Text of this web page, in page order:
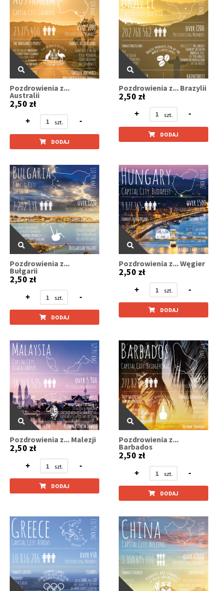
Pozdrowienia z...
Australii
2,50 zł
+
-
DODAJ
Pozdrowienia z... Brazylii
2,50 zł
+
-
DODAJ
Pozdrowienia z...
Bułgarii
2,50 zł
+
-
DODAJ
Pozdrowienia z... Węgier
2,50 zł
+
-
DODAJ
Pozdrowienia z... Malezji
2,50 zł
+
-
DODAJ
Pozdrowienia z...
Barbados
2,50 zł
+
-
DODAJ